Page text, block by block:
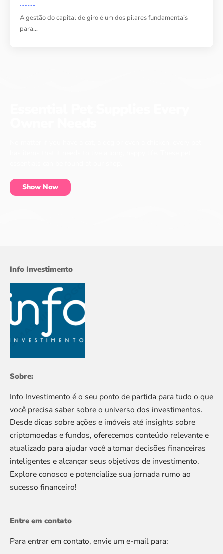
A gestão do capital de giro é um dos pilares fundamentais
para…
Show Now
Info Investimento
Sobre:
Info Investimento é o seu ponto de partida para tudo o que
você precisa saber sobre o universo dos investimentos.
Desde dicas sobre ações e imóveis até insights sobre
criptomoedas e fundos, oferecemos conteúdo relevante e
atualizado para ajudar você a tomar decisões financeiras
inteligentes e alcançar seus objetivos de investimento.
Explore conosco e potencialize sua jornada rumo ao
sucesso financeiro!
Entre em contato
Para entrar em contato, envie um e-mail para: